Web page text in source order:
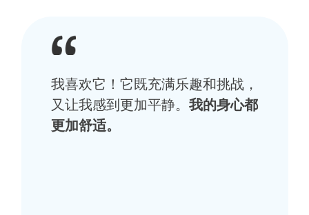
我喜欢它！它既充满乐趣和挑战，
又让我感到更加平静。 我的身心都
更加舒适。